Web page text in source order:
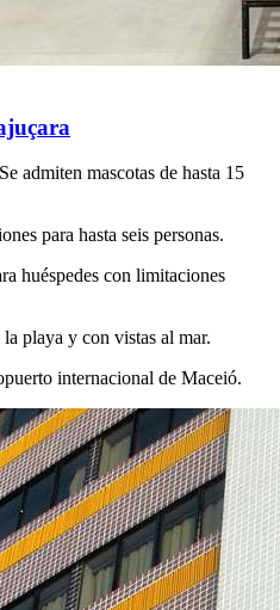
admiten mascotas de hasta 15
para hasta seis personas.
huéspedes con limitaciones
playa y con vistas al mar.
internacional de Maceió.